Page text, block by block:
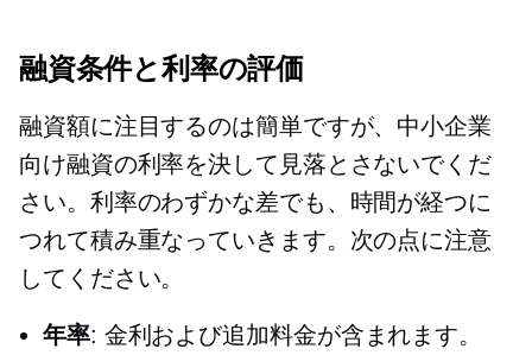
融資条件と利率の評価
融資額に注目するのは簡単ですが、中小企業
向け融資の利率を決して見落とさないでくだ
さい。利率のわずかな差でも、時間が経つに
つれて積み重なっていきます。次の点に注意
してください。
年率: 金利および追加料金が含まれます。